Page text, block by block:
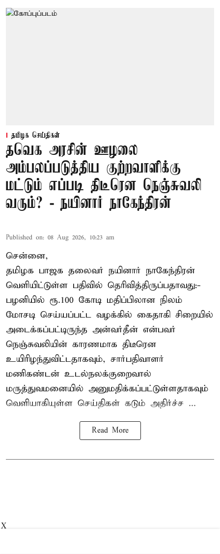
தமிழக செய்திகள்
தவெக அரசின் ஊழலை
அம்பலப்படுத்திய குற்றவாளிக்கு
மட்டும் எப்படி திடீரென நெஞ்சுவலி
வரும்? - நயினார் நாகேந்திரன்
Published on: 08 Aug 2026, 10:23 am
சென்னை,
தமிழக பாஜக தலைவர் நயினார் நாகேந்திரன்
வெளியிட்டுள்ள பதிவில் தெரிவித்திருப்பதாவது:-
பழனியில் ரூ.100 கோடி மதிப்பிலான நிலம்
மோசடி செய்யப்பட்ட வழக்கில் கைதாகி சிறையில்
அடைக்கப்பட்டிருந்த அன்வர்தீன் என்பவர்
நெஞ்சுவலியின் காரணமாக திடீரென
உயிரிழந்துவிட்டதாகவும், சார்பதிவாளர்
மணிகண்டன் உடல்நலக்குறைவால்
மருத்துவமனையில் அனுமதிக்கப்பட்டுள்ளதாகவும்
வெளியாகியுள்ள செய்திகள் கடும் அதிர்ச்ச ...
Read More
X